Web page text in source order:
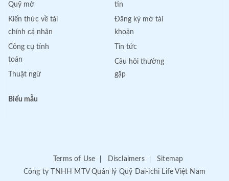
Quỹ mở
Kiến thức về tài
chính cá nhân
Công cụ tính
toán
Thuật ngữ
tin
Đăng ký mở tài
khoản
Tin tức
Câu hỏi thường
gặp
Biểu mẫu
Terms of Use Disclaimers
Sitemap
Công ty TNHH MTV Quản lý Quỹ Dai-ichi Life Việt Nam